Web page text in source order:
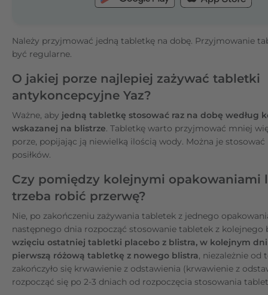
Należy przyjmować jedną tabletkę na dobę. Przyjmowanie
być regularne.
O jakiej porze najlepiej zażywać tabletki
antykoncepcyjne Yaz?
Ważne, aby jedną tabletkę stosować raz na dobę według
wskazanej na blistrze. Tabletkę warto przyjmować mniej
porze, popijając ją niewielką ilością wody. Można je stosować
posiłków.
Czy pomiędzy kolejnymi opakowaniami
trzeba robić przerwę?
Nie, po zakończeniu zażywania tabletek z jednego
następnego dnia rozpocząć stosowanie tabletek z kolejnego
wzięciu ostatniej tabletki placebo z blistra, w kolejnym
pierwszą różową tabletkę z nowego blistra, niezależnie od
zakończyło się krwawienie z odstawienia (krwawienie z
rozpocząć się po 2-3 dniach od rozpoczęcia stosowania